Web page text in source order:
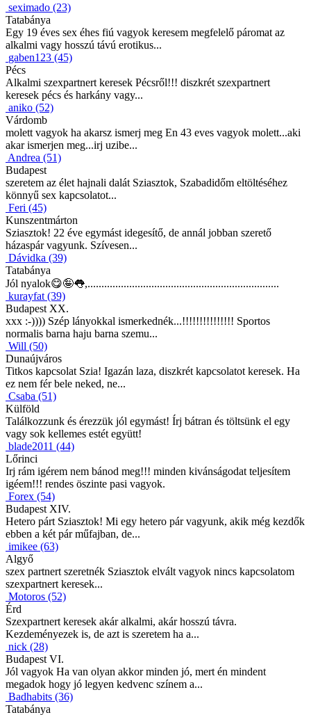
seximado (23)
Tatabánya
Egy 19 éves sex éhes fiú vagyok keresem megfelelő páromat az
alkalmi vagy hosszú távú erotikus...
gaben123 (45)
Pécs
Alkalmi szexpartnert keresek Pécsről!!! diszkrét szexpartnert
keresek pécs és harkány vagy...
aniko (52)
Várdomb
molett vagyok ha akarsz ismerj meg En 43 eves vagyok molett...aki
akar ismerjen meg...irj uzibe...
Andrea (51)
Budapest
szeretem az élet hajnali dalát Sziasztok, Szabadidőm eltöltéséhez
könnyű sex kapcsolatot...
Feri (45)
Kunszentmárton
Sziasztok! 22 éve egymást idegesítő, de annál jobban szerető
házaspár vagyunk. Szívesen...
Dávidka (39)
Tatabánya
Jól nyalok😋🤪👅,.....................................................................
kurayfat (39)
Budapest XX.
xxx :-)))) Szép lányokkal ismerkednék...!!!!!!!!!!!!!!! Sportos
normalis barna haju barna szemu...
Will (50)
Dunaújváros
Titkos kapcsolat Szia! Igazán laza, diszkrét kapcsolatot keresek. Ha
ez nem fér bele neked, ne...
Csaba (51)
Külföld
Találkozzunk és érezzük jól egymást! Írj bátran és töltsünk el egy
vagy sok kellemes estét együtt!
blade2011 (44)
Lőrinci
Irj rám igérem nem bánod meg!!! minden kivánságodat teljesítem
igéem!!! rendes öszinte pasi vagyok.
Forex (54)
Budapest XIV.
Hetero párt Sziasztok! Mi egy hetero pár vagyunk, akik még kezdők
ebben a két pár műfajban, de...
imikee (63)
Algyő
szex partnert szeretnék Sziasztok elvált vagyok nincs kapcsolatom
szexpartnert keresek...
Motoros (52)
Érd
Szexpartnert keresek akár alkalmi, akár hosszú távra.
Kezdeményezek is, de azt is szeretem ha a...
nick (28)
Budapest VI.
Jól vagyok Ha van olyan akkor minden jó, mert én mindent
megadok hogy jó legyen kedvenc színem a...
Badhabits (36)
Tatabánya